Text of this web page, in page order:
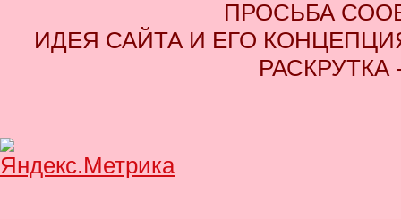
ПРОСЬБА
ИДЕЯ САЙТА И ЕГО
РАСКРУТКА